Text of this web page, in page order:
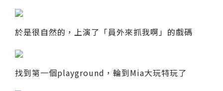
於是很自然的，上演了「員外來抓我啊」的戲碼
找到第一個playground，輪到Mia大玩特玩了